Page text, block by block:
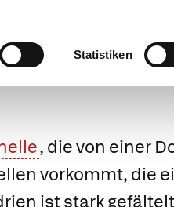
Statistiken
, die von einer
vorkommt, die
ist stark